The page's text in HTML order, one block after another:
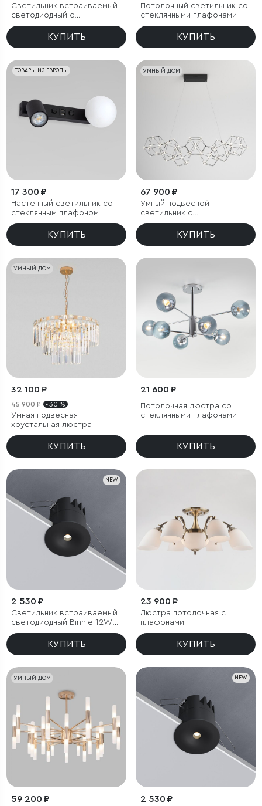
Светильник встраиваемый
светодиодный с
антибликовой решеткой
Tetro 10W 4000K белый
КУПИТЬ
Потолочный светильник со
стеклянными плафонами
КУПИТЬ
ТОВАРЫ ИЗ ЕВРОПЫ
17 300 ₽
Настенный светильник со
стеклянным плафоном
КУПИТЬ
УМНЫЙ ДОМ
67 900 ₽
Умный подвесной
светильник с
регулировкой яркости
КУПИТЬ
УМНЫЙ ДОМ
32 100 ₽
45 900 ₽ - 30 %
Умная подвесная
хрустальная люстра
КУПИТЬ
21 600 ₽
Потолочная люстра со
стеклянными плафонами
КУПИТЬ
NEW
2 530 ₽
Светильник встраиваемый
светодиодный Binnie 12W
4000K черный
КУПИТЬ
23 900 ₽
Люстра потолочная с
плафонами
КУПИТЬ
УМНЫЙ ДОМ
59 200 ₽
NEW
2 530 ₽